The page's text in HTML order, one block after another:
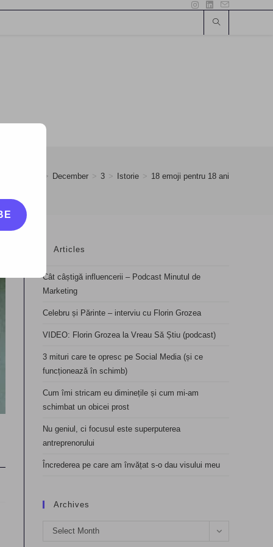
> December > 3 > Istorie > 18 emoji pentru 18 ani
Articles
Cât câștigă influencerii – Podcast Minutul de
Marketing
Celebru și Părinte – interviu cu Florin Grozea
VIDEO: Florin Grozea la Vreau Să Știu (podcast)
3 mituri care te opresc pe Social Media (și ce
funcționează în schimb)
Cum îmi stricam eu diminețile și cum mi-am
schimbat un obicei prost
Nu geniul, ci focusul este superputerea
antreprenorului
Încrederea pe care am învățat s-o dau visului meu
Archives
Archives
Select Month